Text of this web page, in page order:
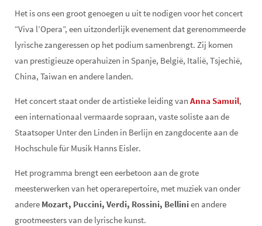
Het is ons een groot genoegen u uit te nodigen voor het concert
“Viva l’Opera”, een uitzonderlijk evenement dat gerenommeerde
lyrische zangeressen op het podium samenbrengt. Zij komen
van prestigieuze operahuizen in Spanje, België, Italië, Tsjechië,
China, Taiwan en andere landen.
Het concert staat onder de artistieke leiding van Anna Samuil,
een internationaal vermaarde sopraan, vaste soliste aan de
Staatsoper Unter den Linden in Berlijn en zangdocente aan de
Hochschule für Musik Hanns Eisler.
Het programma brengt een eerbetoon aan de grote
meesterwerken van het operarepertoire, met muziek van onder
andere Mozart, Puccini, Verdi, Rossini, Bellinien andere
grootmeesters van de lyrische kunst.